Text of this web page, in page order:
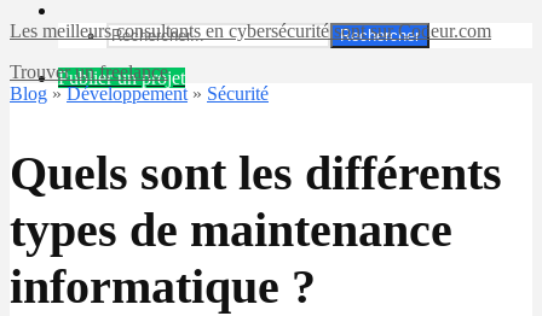
Rechercher
Publier un projet
Les meilleurs consultants en cybersécurité sont sur Codeur.com
Trouver un freelance
Blog »Développement » Sécurité
Quels sont les différents
types de maintenance
informatique ?